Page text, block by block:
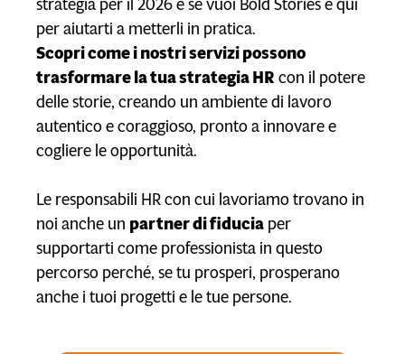
per aiutarti a metterli in pratica.
Scopri come i nostri servizi possono
trasformare la tua strategia HRcon il potere
delle storie, creando un ambiente di lavoro
autentico e coraggioso, pronto a innovare e
cogliere le opportunità.
Le responsabili HR con cui lavoriamo trovano in
noi anche un partner di fiduciaper
supportarti come professionista in questo
percorso perché, se tu prosperi, prosperano
anche i tuoi progetti e le tue persone.